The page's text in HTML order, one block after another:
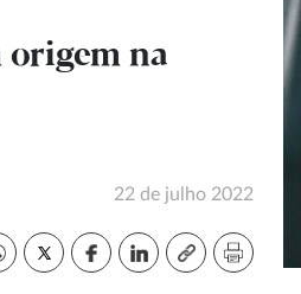
origem na
22 de julho 2022